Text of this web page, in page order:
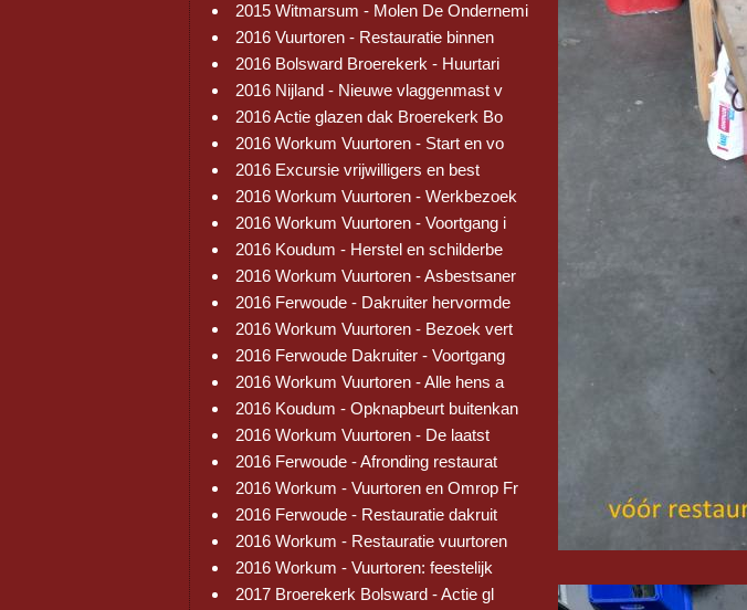
2015 Witmarsum - Molen De Ondernemi
2016 Vuurtoren - Restauratie binnen
2016 Bolsward Broerekerk - Huurtari
2016 Nijland - Nieuwe vlaggenmast v
2016 Actie glazen dak Broerekerk Bo
2016 Workum Vuurtoren - Start en vo
2016 Excursie vrijwilligers en best
2016 Workum Vuurtoren - Werkbezoek
2016 Workum Vuurtoren - Voortgang i
2016 Koudum - Herstel en schilderbe
2016 Workum Vuurtoren - Asbestsaner
2016 Ferwoude - Dakruiter hervormde
2016 Workum Vuurtoren - Bezoek vert
2016 Ferwoude Dakruiter - Voortgang
2016 Workum Vuurtoren - Alle hens a
2016 Koudum - Opknapbeurt buitenkan
2016 Workum Vuurtoren - De laatst
2016 Ferwoude - Afronding restaurat
2016 Workum - Vuurtoren en Omrop Fr
2016 Ferwoude - Restauratie dakruit
2016 Workum - Restauratie vuurtoren
2016 Workum - Vuurtoren: feestelijk
2017 Broerekerk Bolsward - Actie gl